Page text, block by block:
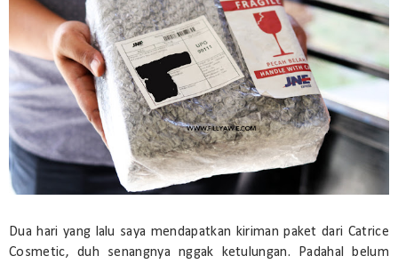
Dua hari yang lalu saya mendapatkan kiriman paket dari Catrice
Cosmetic, duh senangnya nggak ketulungan. Padahal belum